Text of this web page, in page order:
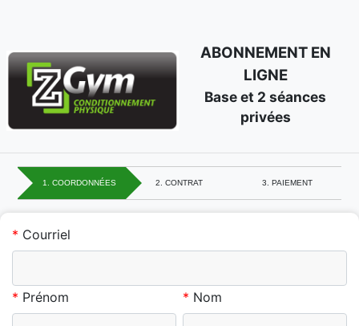
ABONNEMENT EN
LIGNE
Base et 2 séances
privées
1. COORDONNÉES 2. CONTRAT 3. PAIEMENT
* Courriel
* Prénom * Nom